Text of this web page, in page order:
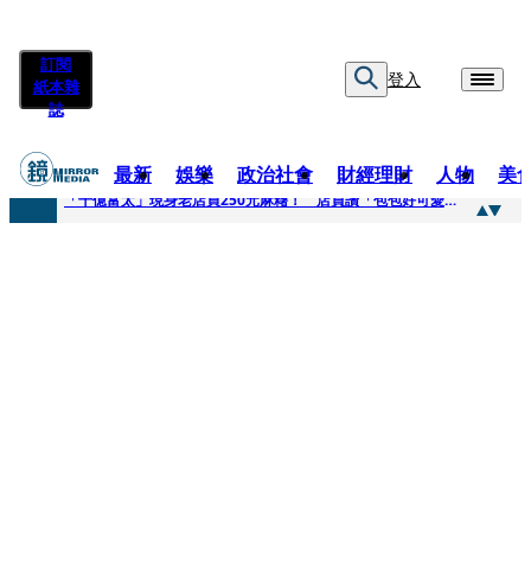
訂閱
紙本雜
誌
登入
最新 娛樂 政治社會 財經理財 人物 美
快訊
「千億富太」現身老店買250元麻糬！ 店員讚「包包好可愛」她笑回：我自己做的